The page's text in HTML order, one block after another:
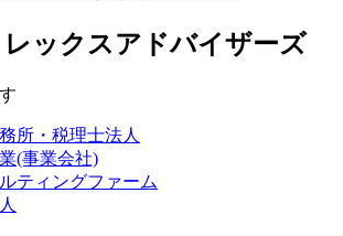
レックスアドバイザーズ
所・税理士法人
(事業会社)
ティングファーム